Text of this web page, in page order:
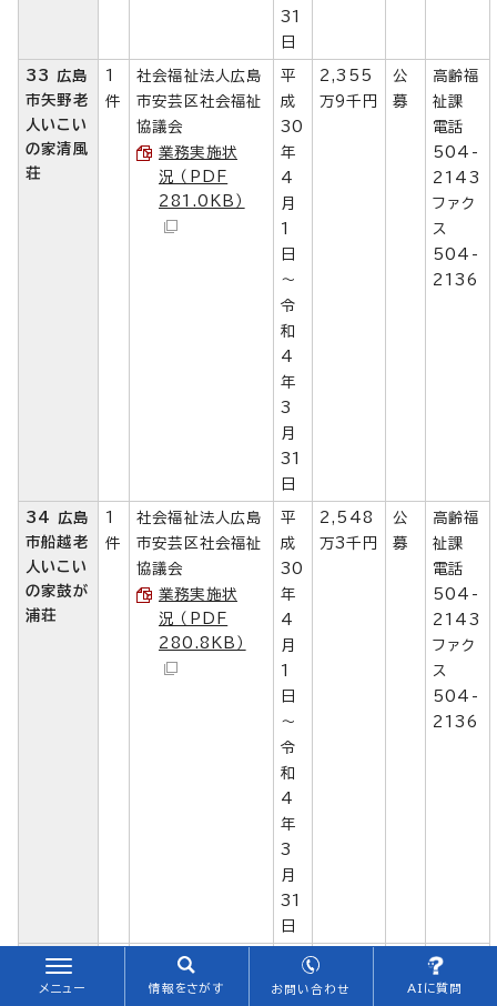
31
日
33 広島
市矢野老
人いこい
の家清風
荘
1
件
社会福祉法人広島
市安芸区社会福祉
協議会
業務実施状
況 （PDF
281.0KB）
平
成
30
年
4
月
1
日
～
令
和
4
年
3
月
31
日
2,355
万9千円
公
募
高齢福
祉課
電話
504-
2143
ファク
ス
504-
2136
34 広島
市船越老
人いこい
の家鼓が
浦荘
1
件
社会福祉法人広島
市安芸区社会福祉
協議会
業務実施状
況 （PDF
280.8KB）
平
成
30
年
4
月
1
日
～
令
和
4
年
3
月
31
日
2,548
万3千円
公
募
高齢福
祉課
電話
504-
2143
ファク
ス
504-
2136
35 広島
市老人い
社会福祉法人広島
市佐伯区社会福祉
成
万3千円
高齢福
祉課
メニュー 情報をさがす お問い合わせ AIに質問